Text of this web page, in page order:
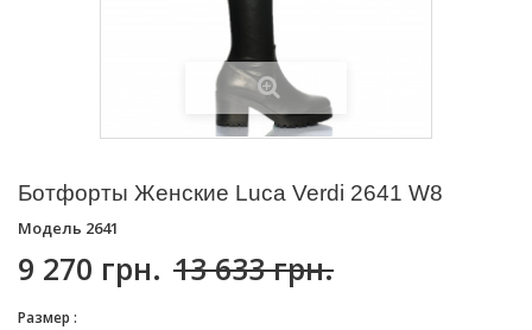
Ботфорты Женские Luca Verdi 2641 W8
Модель 2641
9 270 грн. 13 633 грн.
Размер :